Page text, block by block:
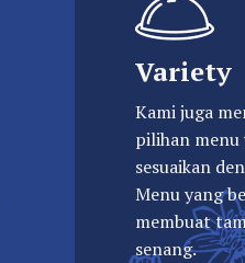
Variety
Kami juga
pilihan menu
sesuaikan
Menu yang
membuat
senang.